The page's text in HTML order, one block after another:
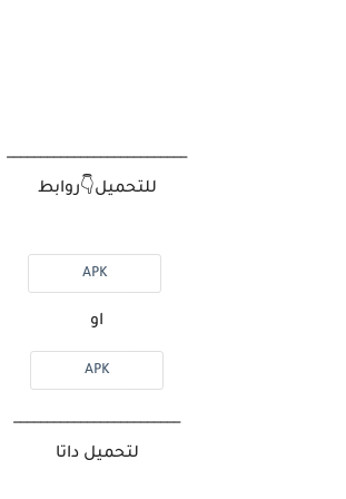
___________________________
للتحميل👇روابط
APK
او
APK
_________________________
لتحميل داتا